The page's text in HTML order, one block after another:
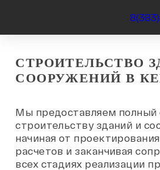
СТРОИТЕЛЬСТВО
СООРУЖЕНИЙ В
Мы предоставляем полный
строительству зданий и
начиная от
расчетов и заканчивая
всех стадиях реализации